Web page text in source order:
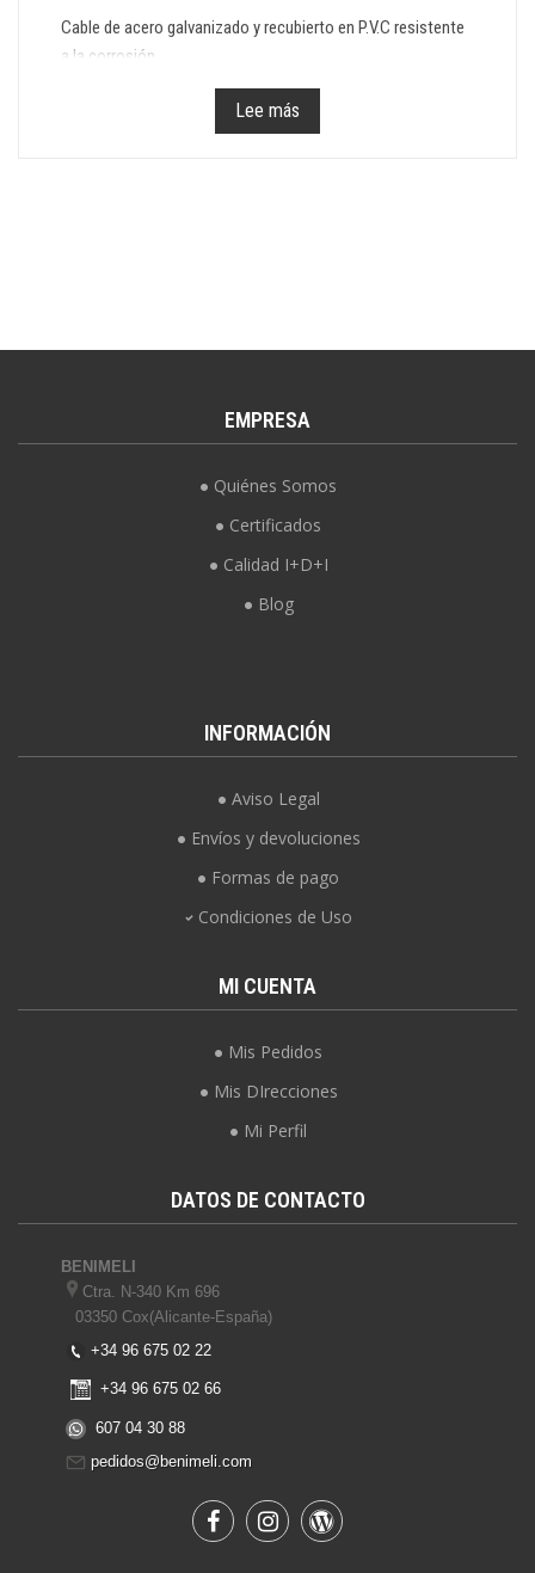
Cable de acero galvanizado y recubierto en P.V.C resistente
a la corrosión.
Guardacabo en uno de sus extremos
Lee más
EMPRESA
Quiénes Somos
Certificados
Calidad I+D+I
Blog
INFORMACIÓN
Aviso Legal
Envíos y devoluciones
Formas de pago
Condiciones de Uso
MI CUENTA
Mis Pedidos
Mis DIrecciones
Mi Perfil
DATOS DE CONTACTO
BENIMELI
Ctra. N-340 Km 696
03350 Cox(Alicante-España)
+34 96 675 02 22
+34 96 675 02 66
607 04 30 88
pedidos@benimeli.com